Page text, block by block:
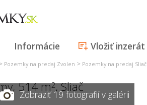
Informácie Vložiť inzerát
Pozemky na predaj Zvolen > Pozemky na predaj Sliač
514 m2,Sliač
Zobraziť 19 fotografií v galérii